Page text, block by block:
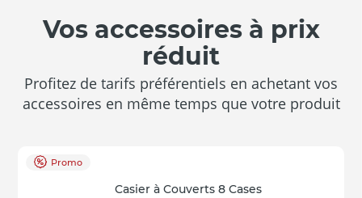
Vos accessoires à prix
réduit
Profitez de tarifs préférentiels en achetant vos
accessoires en même temps que votre produit
Promo
Casier à Couverts 8 Cases